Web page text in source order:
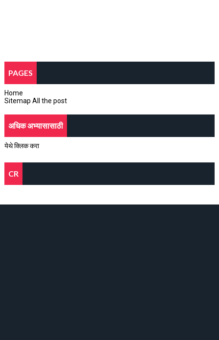
PAGES
Home
Sitemap All the post
अधिक अभ्यासासाठी
येथे क्लिक करा
CR